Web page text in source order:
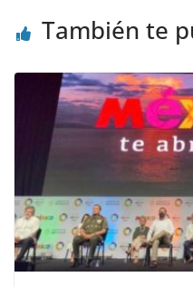
También te